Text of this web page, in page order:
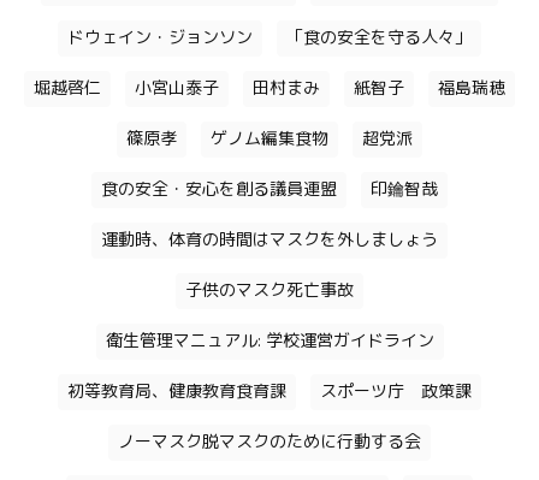
ドウェイン・ジョンソン 「食の安全を守る人々」
堀越啓仁 小宮山泰子 田村まみ 紙智子 福島瑞穂
篠原孝 ゲノム編集食物 超党派
食の安全・安心を創る議員連盟 印鑰智哉
運動時、体育の時間はマスクを外しましょう
子供のマスク死亡事故
衛生管理マニュアル: 学校運営ガイドライン
初等教育局、健康教育食育課 スポーツ庁 政策課
ノーマスク脱マスクのために行動する会